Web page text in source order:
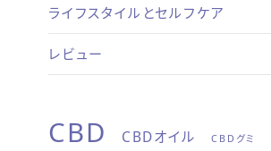
ライフスタイルとセルフケア
レビュー
CBD CBDオイル CBDグミ